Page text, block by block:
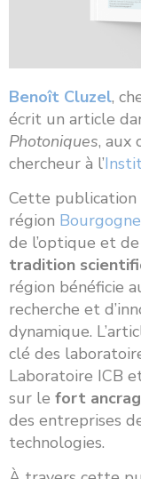
Benoît Cluzel,
écrit un article
Photoniques, aux
chercheur à l’
Cette publication
région
de l’optique et
tradition
région bénéficie
recherche et
dynamique.
clé des
Laboratoire ICB
sur le fort
des entreprises
technologies.